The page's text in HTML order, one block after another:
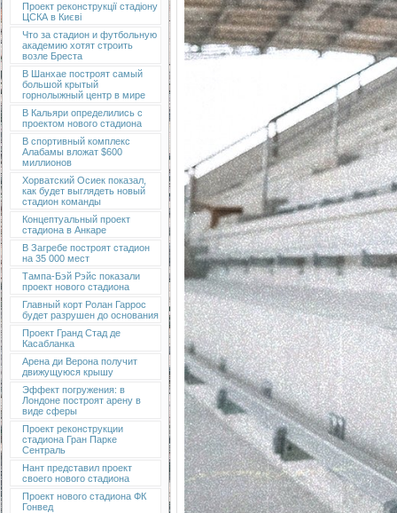
Проект реконструкції стадіону
ЦСКА в Києві
Что за стадион и футбольную
академию хотят строить
возле Бреста
В Шанхае построят самый
большой крытый
горнолыжный центр в мире
В Кальяри определились с
проектом нового стадиона
В спортивный комплекс
Алабамы вложат $600
миллионов
Хорватский Осиек показал,
как будет выглядеть новый
стадион команды
Концептуальный проект
стадиона в Анкаре
В Загребе построят стадион
на 35 000 мест
Тампа-Бэй Рэйс показали
проект нового стадиона
Главный корт Ролан Гаррос
будет разрушен до основания
Проект Гранд Стад де
Касабланка
Арена ди Верона получит
движущуюся крышу
Эффект погружения: в
Лондоне построят арену в
виде сферы
Проект реконструкции
стадиона Гран Парке
Сентраль
Нант представил проект
своего нового стадиона
Проект нового стадиона ФК
Гонвед